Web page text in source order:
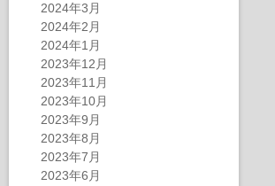
2024年3月
2024年2月
2024年1月
2023年12月
2023年11月
2023年10月
2023年9月
2023年8月
2023年7月
2023年6月